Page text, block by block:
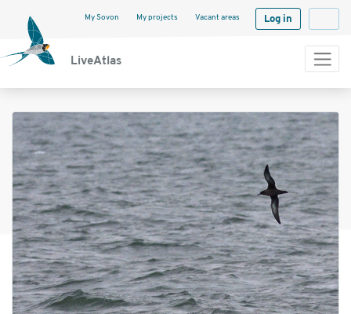
LiveAtlas
My Sovon My projects Vacant areas
Log in